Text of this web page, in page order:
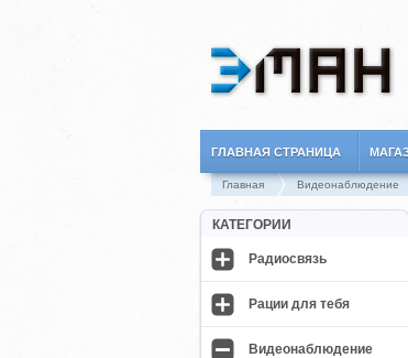
ГЛАВНАЯ СТРАНИЦА
Главная Видеонаблюдение
КАТЕГОРИИ
Радиосвязь
Рации для тебя
Видеонаблюдение